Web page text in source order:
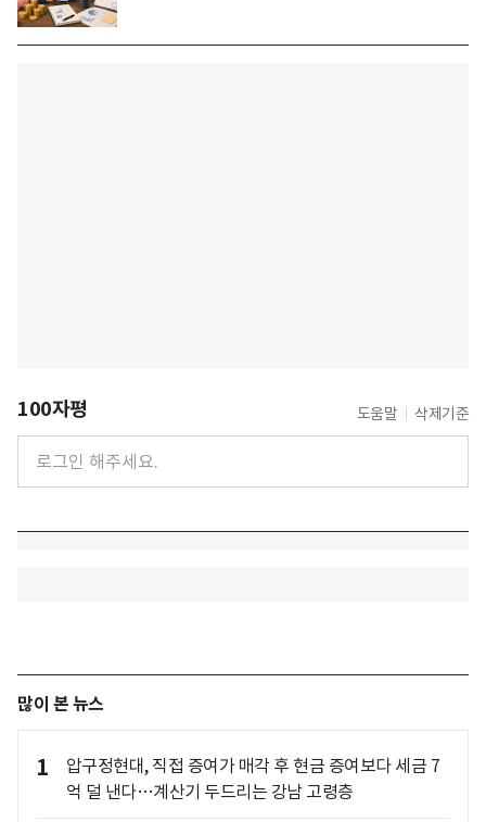
100자평 도움말 삭제기준
많이 본 뉴스
1
압구정현대, 직접 증여가 매각 후 현금 증여보다 세금 7
억 덜 낸다…계산기 두드리는 강남 고령층